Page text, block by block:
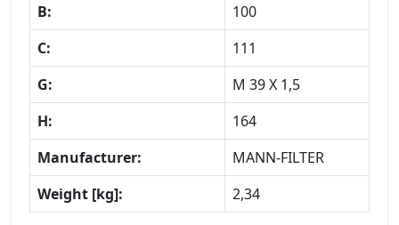
B:
100
C:
111
G:
M 39 X 1,5
H:
164
Manufacturer:
MANN-FILTER
Weight [kg]:
2,34